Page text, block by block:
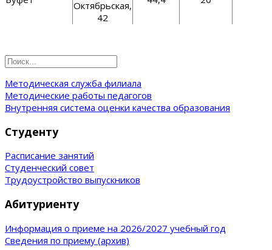
Октябрьская,
42
Методическая служба филиала
Методические работы педагогов
Внутренняя система оценки качества образования
Студенту
Расписание занятий
Студенческий совет
Трудоустройство выпускников
Абитуриенту
Информация о приеме на 2026/2027 учебный год
Сведения по приему (архив)